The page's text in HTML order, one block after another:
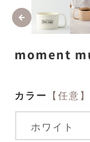
ダ
ル
デ
(1)
を
開
moment
カラー 【任意】